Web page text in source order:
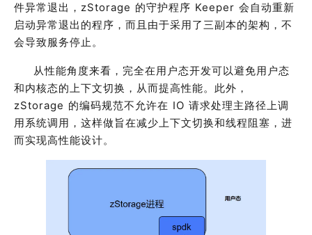
件异常退出， zStorage 的守护程序 Keeper 会自动重新
启动异常退出的程序，而且由于采用了三副本的架构，不
会导致服务停止。
从性能角度来看，完全在用户态开发可以避免用户态
和内核态的上下文切换，从而提高性能。此外，
zStorage 的编码规范不允许在 IO 请求处理主路径上调
用系统调用，这样做旨在减少上下文切换和线程阻塞，进
而实现高性能设计。